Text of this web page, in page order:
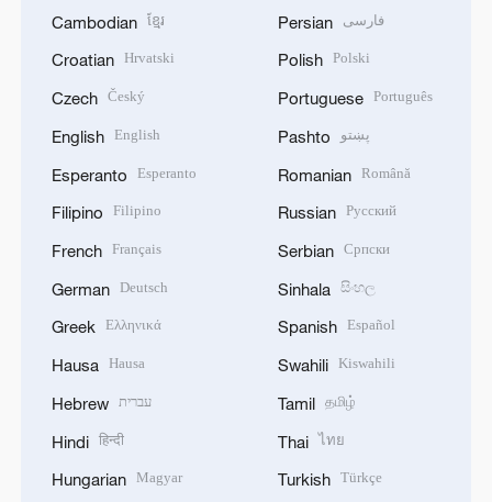
Cambodian ខ្មែរ
Croatian Hrvatski
Czech Český
English English
Esperanto Esperanto
Filipino Filipino
French Français
German Deutsch
Greek Ελληνικά
Hausa Hausa
Hebrew עברית
Hindi हिन्दी
Hungarian Magyar
Persian فارسی
Polish Polski
Portuguese Português
Pashto پښتو
Romanian Română
Russian Русский
Serbian Српски
Sinhala සිංහල
Spanish Español
Swahili Kiswahili
Tamil தமிழ்
Thai ไทย
Turkish Türkçe